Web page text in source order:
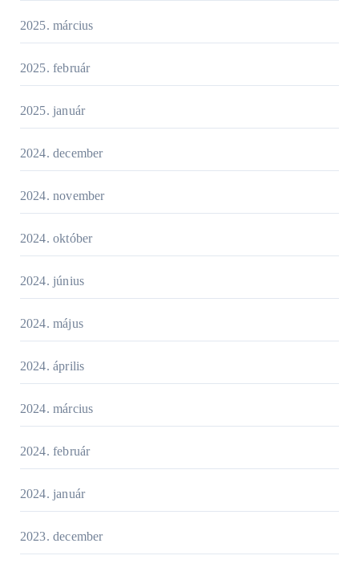
2025. március
2025. február
2025. január
2024. december
2024. november
2024. október
2024. június
2024. május
2024. április
2024. március
2024. február
2024. január
2023. december